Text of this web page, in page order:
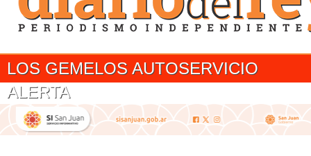
LOS GEMELOS AUTOSERVICIO
ALERTA